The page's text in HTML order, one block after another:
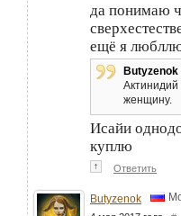
да понимаю
ещё я
Актинидий
женщину.
Исайи
куплю
↑ Ответить
Butyzenok